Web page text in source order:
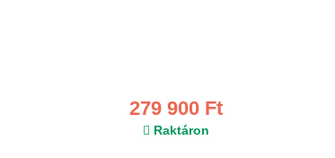
279 900 Ft
Raktáron